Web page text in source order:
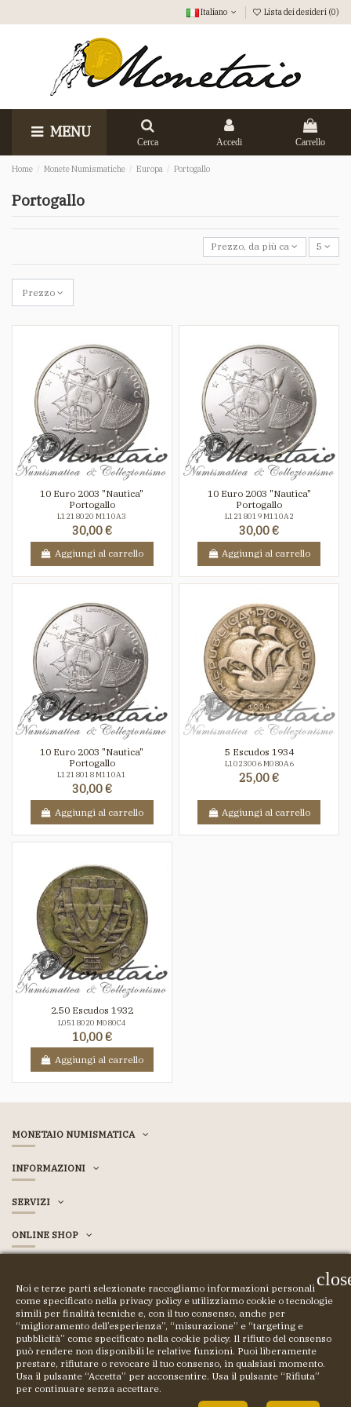
Italiano Lista dei desideri (0)
MENU
Cerca Accedi Carrello
Home Monete Numismatiche Europa Portogallo
Portogallo
Prezzo, da più caro a meno
5
Prezzo
10 Euro 2003 "Nautica"
Portogallo
L1218020 M110A3
30,00 €
Aggiungi al carrello
10 Euro 2003 "Nautica"
Portogallo
L1218019 M110A2
30,00 €
Aggiungi al carrello
10 Euro 2003 "Nautica"
Portogallo
L1218018 M110A1
30,00 €
Aggiungi al carrello
5 Escudos 1934
L1023006 M080A6
25,00 €
Aggiungi al carrello
2.50 Escudos 1932
L0518020 M080C4
10,00 €
Aggiungi al carrello
MONETAIO NUMISMATICA
INFORMAZIONI
SERVIZI
ONLINE SHOP
© COPYRIGHT 2023 MONETAIO SRL - Tutti i diritti riservati
Noi e terze parti selezionate raccogliamo informazioni personali
come specificato nella privacy policy e utilizziamo cookie o tecnologie
simili per finalità tecniche e, con il tuo consenso, anche per
“miglioramento dell’esperienza”, “misurazione” e “targeting e
pubblicità” come specificato nella cookie policy. Il rifiuto del consenso
può rendere non disponibili le relative funzioni. Puoi liberamente
prestare, rifiutare o revocare il tuo consenso, in qualsiasi momento.
Usa il pulsante “Accetta” per acconsentire. Usa il pulsante “Rifiuta”
per continuare senza accettare.